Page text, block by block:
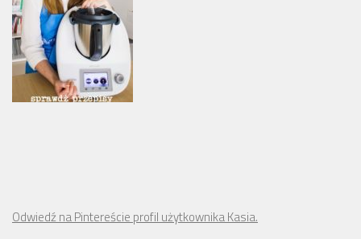
Odwiedź na Pintereście profil użytkownika Kasia.